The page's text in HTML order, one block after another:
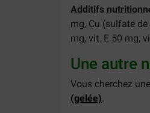
Additifs
mg, Cu (sulfate
mg, vit. E 50 mg,
Une autre
Vous cherchez
(gelée).